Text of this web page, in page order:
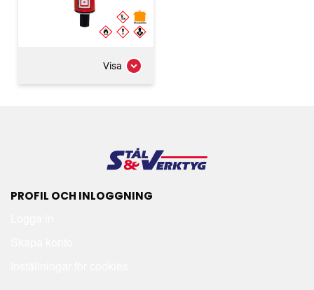
Visa
PROFIL OCH INLOGGNING